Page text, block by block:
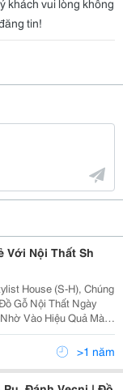
khách vui lòng không
tin!
Với Nội Thất Sh
House (S-H), Chúng
Vào Hiệu Quả Mà
Trúc. Xu Thế Của
Đem Thiên Nhiên>1 năm